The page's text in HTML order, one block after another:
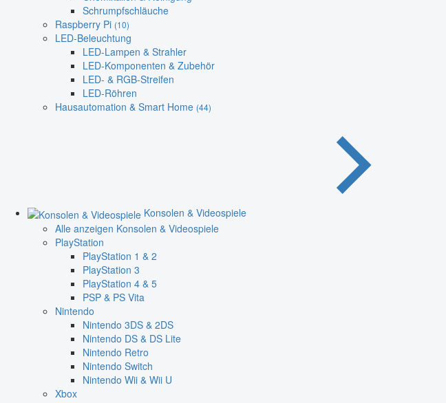
Schrumpfschläuche
Raspberry Pi (10)
LED-Beleuchtung
LED-Lampen & Strahler
LED-Komponenten & Zubehör
LED- & RGB-Streifen
LED-Röhren
Hausautomation & Smart Home (44)
Konsolen & Videospiele
Alle anzeigen Konsolen & Videospiele
PlayStation
PlayStation 1 & 2
PlayStation 3
PlayStation 4 & 5
PSP & PS Vita
Nintendo
Nintendo 3DS & 2DS
Nintendo DS & DS Lite
Nintendo Retro
Nintendo Switch
Nintendo Wii & Wii U
Xbox